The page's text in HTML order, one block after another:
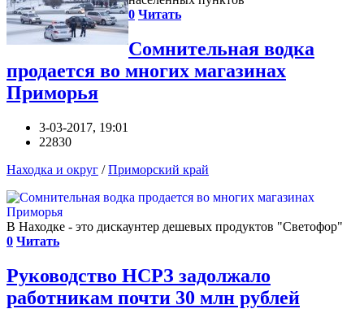
0 Читать
Сомнительная водка
продается во многих магазинах
Приморья
3-03-2017, 19:01
22830
Находка и округ /Приморский край
В Находке - это дискаунтер дешевых продуктов "Светофор"
0 Читать
Руководство НСРЗ задолжало
работникам почти 30 млн рублей